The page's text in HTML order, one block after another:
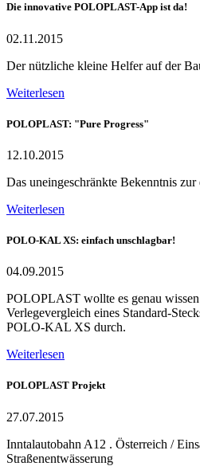
Die innovative POLOPLAST-App ist da!
02.11.2015
Der nützliche kleine Helfer auf der
Weiterlesen
POLOPLAST: "Pure Progress"
12.10.2015
Das uneingeschränkte Bekenntnis
Weiterlesen
POLO-KAL XS: einfach unschlagbar!
04.09.2015
POLOPLAST wollte es genau
Verlegevergleich eines Standard-
POLO-KAL XS durch.
Weiterlesen
POLOPLAST Projekt
27.07.2015
Inntalautobahn A12 . Österreich /
Straßenentwässerung